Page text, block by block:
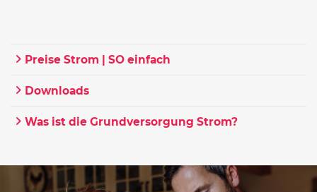
Preise Strom | SO einfach
Downloads
Was ist die Grundversorgung Strom?